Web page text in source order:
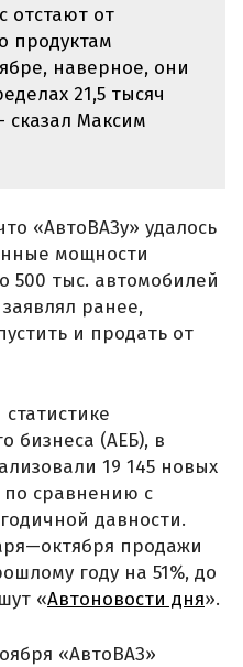
отстают от
продуктам
наверное, они
21,5 тысяч
Максим
«АвтоВАЗу» удалось
мощности
500 тыс. автомобилей
ранее,
и продать от
бизнеса (АЕБ), в
19 145 новых
сравнению с
давности.
продажи
году на 51%, до
«Автоновости дня».
«АвтоВАЗ»